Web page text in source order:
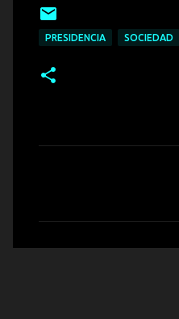
PRESIDENCIA SOCIEDAD